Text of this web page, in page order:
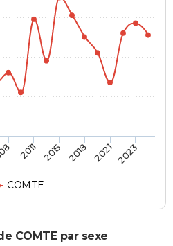
COMTE
2011 2015 2018 2021 2023
COMTE par sexe